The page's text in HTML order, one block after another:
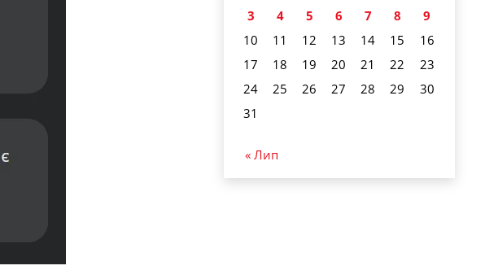
3
4 5 6 7 8
9
10
11 12 13 14 15
16
17
18 19 20 21 22
23
24
25 26 27 28 29
30
31
« Лип